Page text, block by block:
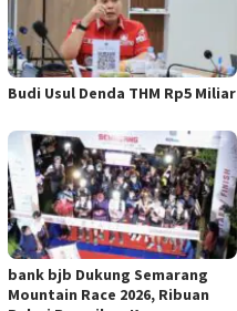
Budi Usul Denda THM Rp5 Miliar
bank bjb Dukung Semarang
Mountain Race 2026, Ribuan